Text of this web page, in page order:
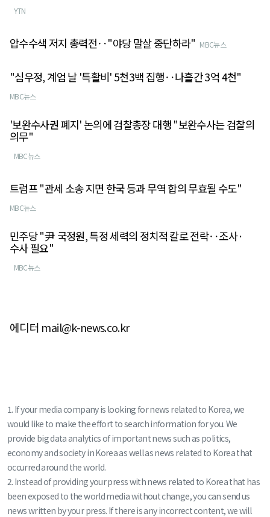
YTN
압수수색 저지 총력전‥"야당 말살 중단하라" MBC뉴스
"심우정, 계엄 날 '특활비' 5천3백 집행‥나흘간 3억 4천"
MBC뉴스
'보완수사권 폐지' 논의에 검찰총장 대행 "보완수사는 검찰의
의무"
MBC뉴스
트럼프 "관세 소송 지면 한국 등과 무역 합의 무효될 수도"
MBC뉴스
민주당 "尹 국정원, 특정 세력의 정치적 칼로 전락‥조사·
수사 필요"
MBC뉴스
에디터 mail@k-news.co.kr
1. If your media company is looking for news related to Korea, we
would like to make the effort to search information for you. We
provide big data analytics of important news such as politics,
economy and society in Korea as well as news related to Korea that
occurred around the world.
2. Instead of providing your press with news related to Korea that has
been exposed to the world media without change, you can send us
news written by your press. If there is any incorrect content, we will